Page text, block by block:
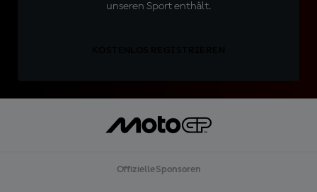
unseren Sport enthält.
Offizielle Sponsoren